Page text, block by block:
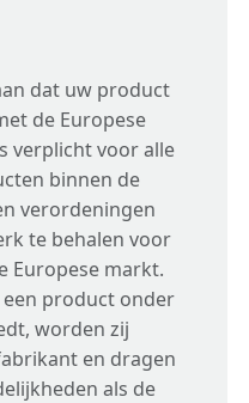
dat uw product
de Europese
verplicht voor alle
binnen de
verordeningen
te behalen voor
Europese markt.
product onder
worden zij
en dragen
als de